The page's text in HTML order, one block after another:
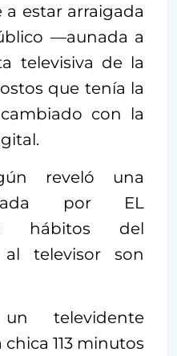
estar arraigada
—aunada a
televisiva de la
que tenía la
con la
reveló una
por EL
hábitos del
televisor son
televidente
113 minutos